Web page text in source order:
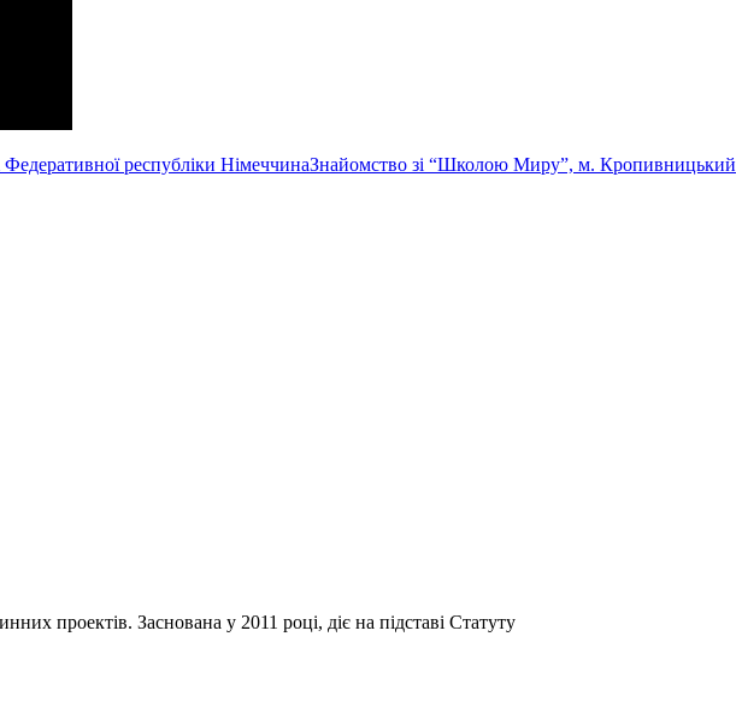
республіки НімеччинаЗнайомство зі “Школою Миру”, м. Кропивницький
проектів. Заснована у 2011 році, діє на підставі Статуту